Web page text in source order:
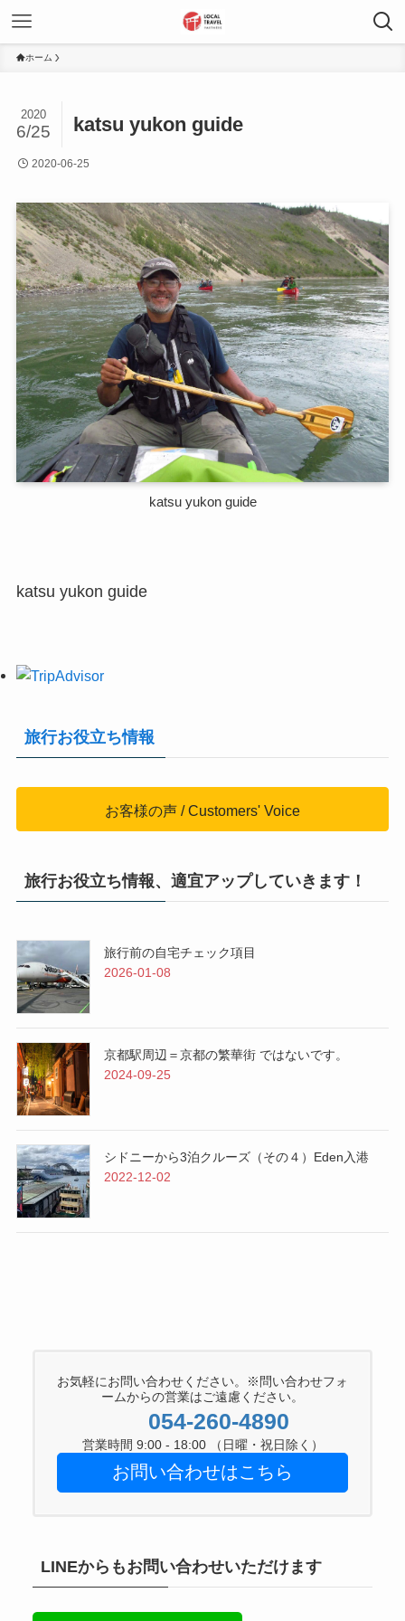
ホーム
katsu yukon guide
2020
6/25
2020-06-25
katsu yukon guide
katsu yukon guide
旅行お役立ち情報
お客様の声 / Customers' Voice
旅行お役立ち情報、適宜アップしていきます！
旅行前の自宅チェック項目
2026-01-08
京都駅周辺＝京都の繁華街 ではないです。
2024-09-25
シドニーから3泊クルーズ（その４）Eden入港
2022-12-02
お気軽にお問い合わせください。※問い合わせフォ
ームからの営業はご遠慮ください。
054-260-4890
営業時間 9:00 - 18:00 （日曜・祝日除く）
お問い合わせはこちら
LINEからもお問い合わせいただけます